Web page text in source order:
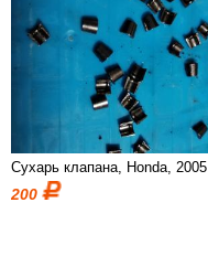
Сухарь клапана, Honda, 2005
200